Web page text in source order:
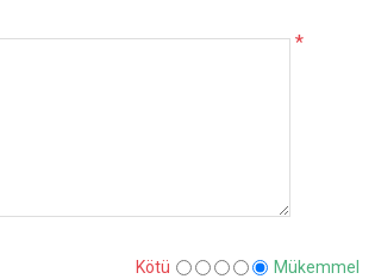
*
Kötü Mükemmel